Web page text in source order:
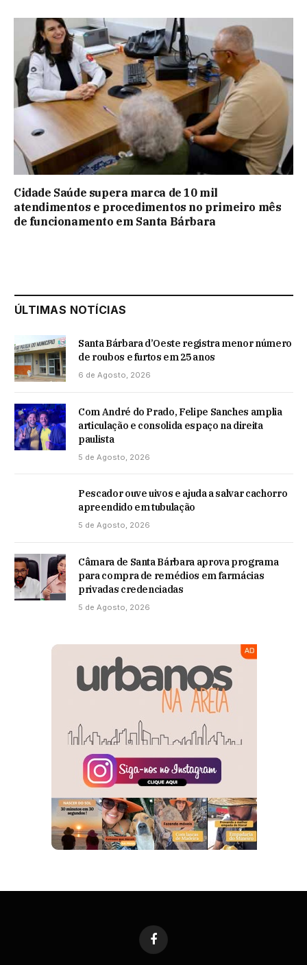
Cidade Saúde supera marca de 10 mil
atendimentos e procedimentos no primeiro mês
de funcionamento em Santa Bárbara
ÚLTIMAS NOTÍCIAS
Santa Bárbara d’Oeste registra menor número
de roubos e furtos em 25 anos
6 de Agosto, 2026
Com André do Prado, Felipe Sanches amplia
articulação e consolida espaço na direita
paulista
5 de Agosto, 2026
Pescador ouve uivos e ajuda a salvar cachorro
apreendido em tubulação
5 de Agosto, 2026
Câmara de Santa Bárbara aprova programa
para compra de remédios em farmácias
privadas credenciadas
5 de Agosto, 2026
Facebook